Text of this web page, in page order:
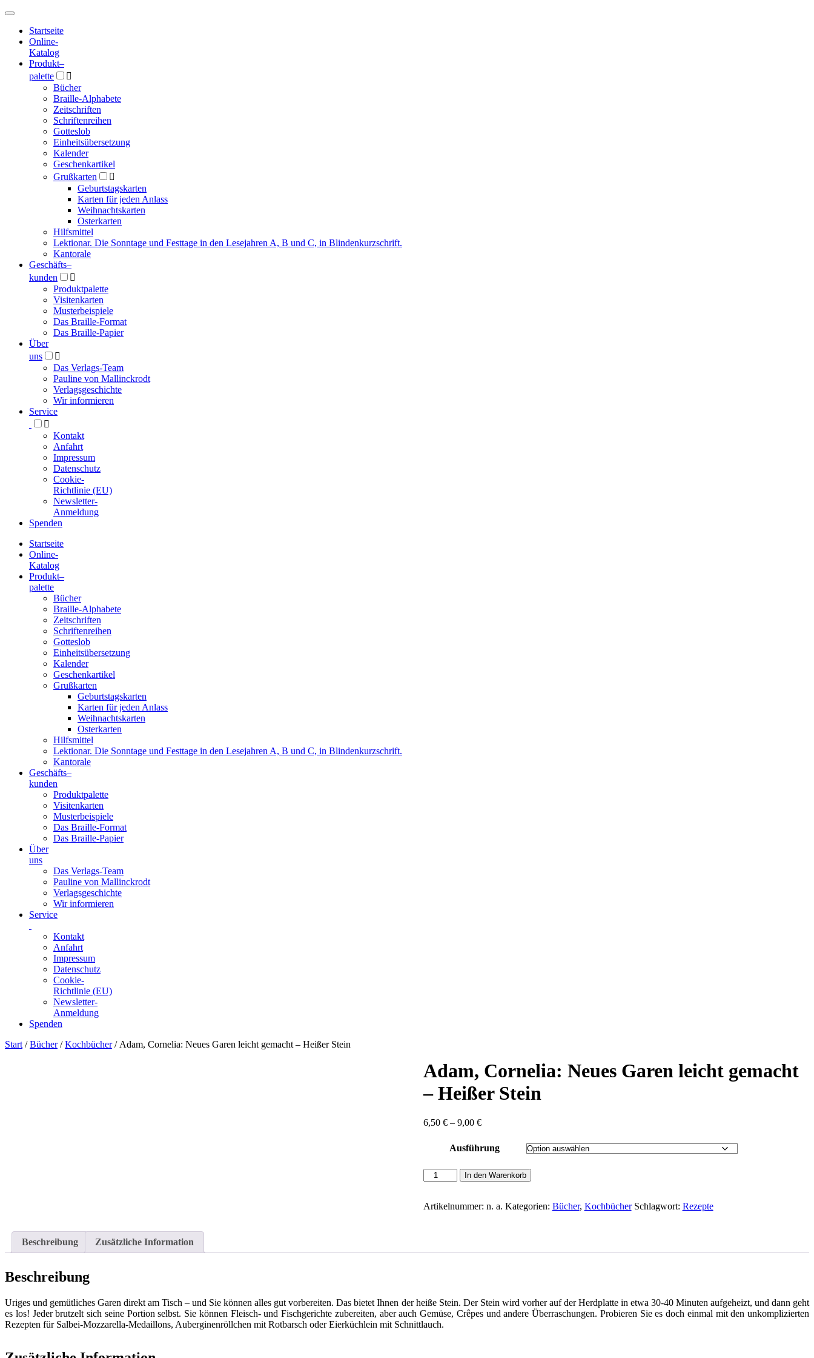
Hauptmenü
Hauptmenü
Startseite
Online-
Katalog
Produkt–
palette

Bücher
Braille-Alphabete
Zeitschriften
Schriftenreihen
Gotteslob
Einheitsübersetzung
Kalender
Geschenkartikel
Grußkarten

Geburtstagskarten
Karten für jeden Anlass
Weihnachtskarten
Osterkarten
Hilfsmittel
Lektionar. Die Sonntage und Festtage in den Lesejahren A, B und C, in Blindenkurzschrift.
Kantorale
Geschäfts­–
kunden

Produktpalette
Visitenkarten
Musterbeispiele
Das Braille-Format
Das Braille-Papier
Über
uns

Das Verlags-Team
Pauline von Mallinckrodt
Verlagsgeschichte
Wir informieren
Service

Kontakt
Anfahrt
Impressum
Datenschutz
Cookie-
Richtlinie (EU)
Newsletter-
Anmeldung
Spenden
Blindenschrift-
Verlag
Druckerei
gGmbH
Startseite
Online-
Katalog
Produkt–
palette
Bücher
Braille-Alphabete
Zeitschriften
Schriftenreihen
Gotteslob
Einheitsübersetzung
Kalender
Geschenkartikel
Grußkarten
Geburtstagskarten
Karten für jeden Anlass
Weihnachtskarten
Osterkarten
Hilfsmittel
Lektionar. Die Sonntage und Festtage in den Lesejahren A, B und C, in Blindenkurzschrift.
Kantorale
Geschäfts­–
kunden
Produktpalette
Visitenkarten
Musterbeispiele
Das Braille-Format
Das Braille-Papier
Über
uns
Das Verlags-Team
Pauline von Mallinckrodt
Verlagsgeschichte
Wir informieren
Service
Kontakt
Anfahrt
Impressum
Datenschutz
Cookie-
Richtlinie (EU)
Newsletter-
Anmeldung
Spenden
Skip
Start /Bücher/Kochbücher/ Adam, Cornelia: Neues Garen leicht gemacht – Heißer Stein
Adam, Cornelia: Neues Garen leicht gemacht
– Heißer Stein
6,50 € – 9,00 €Preisspanne:
bis
9,00 €
Ausführung
Adam,
Cornelia:
Garen
Heißer
In den Warenkorb
Artikelnummer: n. a. Kategorien: Bücher, Kochbücher Schlagwort: Rezepte
Beschreibung Zusätzliche Information
Beschreibung
Uriges und gemütliches Garen direkt am Tisch – und Sie können alles gut vorbereiten. Das bietet Ihnen der heiße Stein. Der Stein wird vorher auf der Herdplatte in etwa 30-40 Minuten aufgeheizt, und dann geht
es los! Jeder brutzelt sich seine Portion selbst. Sie können Fleisch- und Fischgerichte zubereiten, aber auch Gemüse, Crêpes und andere Überraschungen. Probieren Sie es doch einmal mit den unkomplizierten
Rezepten für Salbei-Mozzarella-Medaillons, Auberginenröllchen mit Rotbarsch oder Eierküchlein mit Schnittlauch.